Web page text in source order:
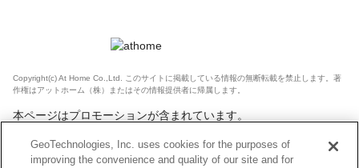
Copyright(c) At Home Co.,Ltd. このサイトに掲載している情報の無断転載を禁止します。著
作権はアットホーム（株）またはその情報提供者に帰属します。
本ページはプロモーションが含まれています。
GeoTechnologies, Inc. uses cookies for the purposes of
improving the convenience and quality of our site and for